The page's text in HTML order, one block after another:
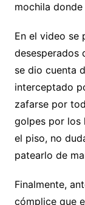
mochila
En el video se
desesperados
se dio cuenta
interceptado
zafarse por
golpes por los
el piso, no
patearlo de
Finalmente,
cómplice que